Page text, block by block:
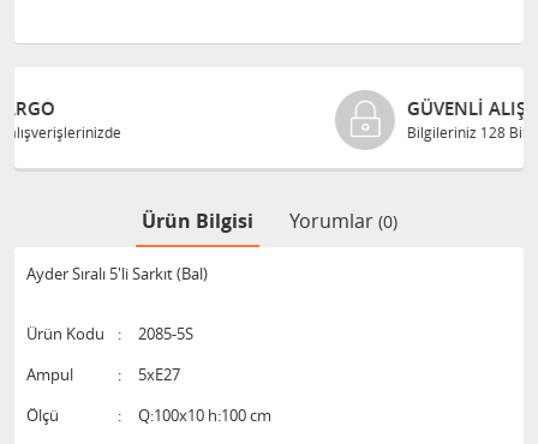
GÜVENLI ALIŞVERIŞ
Bilgileriniz 128 Bit SSL ile güvende
Ürün Bilgisi Yorumlar (0)
Ayder Sıralı 5'li Sarkıt (Bal)
Ürün Kodu :
2085-5S
Ampul
:
5xE27
Ölçü
:
Q:100x10 h:100 cm